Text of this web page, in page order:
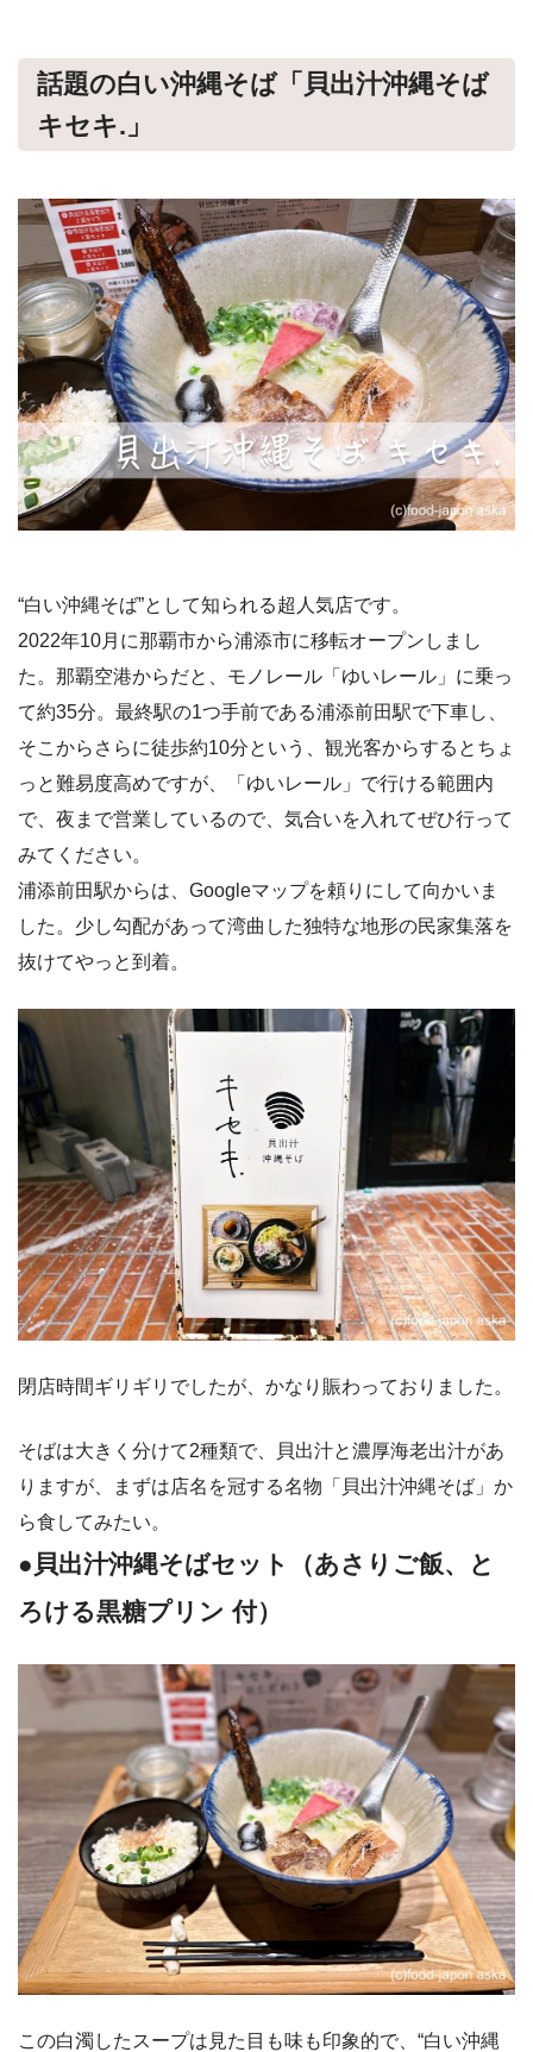
話題の白い沖縄そば「貝出汁沖縄そば
キセキ.」
“白い沖縄そば”として知られる超人気店です。
2022年10月に那覇市から浦添市に移転オープンしまし
た。那覇空港からだと、モノレール「ゆいレール」に乗っ
て約35分。最終駅の1つ手前である浦添前田駅で下車し、
そこからさらに徒歩約10分という、観光客からするとちょ
っと難易度高めですが、「ゆいレール」で行ける範囲内
で、夜まで営業しているので、気合いを入れてぜひ行って
みてください。
浦添前田駅からは、Googleマップを頼りにして向かいま
した。少し勾配があって湾曲した独特な地形の民家集落を
抜けてやっと到着。
閉店時間ギリギリでしたが、かなり賑わっておりました。
そばは大きく分けて2種類で、貝出汁と濃厚海老出汁があ
りますが、まずは店名を冠する名物「貝出汁沖縄そば」か
ら食してみたい。
●貝出汁沖縄そばセット（あさりご飯、と
ろける黒糖プリン 付）
この白濁したスープは見た目も味も印象的で、“白い沖縄